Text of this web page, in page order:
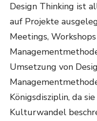
Design Thinking ist
auf Projekte
Meetings,
Umsetzung von
Königsdisziplin, da
Kulturwandel